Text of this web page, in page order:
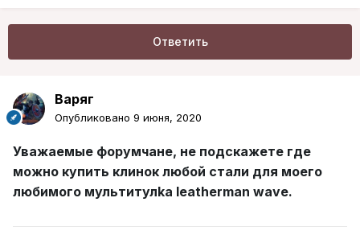
Ответить
Варяг
Опубликовано 9 июня, 2020
Уважаемые форумчане, не подскажете где
можно купить клинок любой стали для моего
любимого мультитулkа leatherman wave.